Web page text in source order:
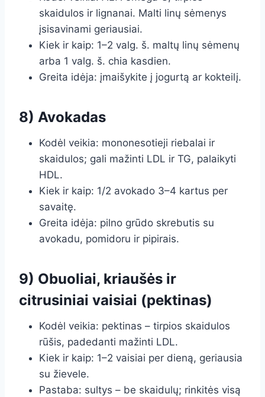
skaidulos ir lignanai. Malti linų sėmenys
įsisavinami geriausiai.
Kiek ir kaip: 1–2 valg. š. maltų linų sėmenų
arba 1 valg. š. chia kasdien.
Greita idėja: įmaišykite į jogurtą ar kokteilį.
8) Avokadas
Kodėl veikia: mononesotieji riebalai ir
skaidulos; gali mažinti LDL ir TG, palaikyti
HDL.
Kiek ir kaip: 1/2 avokado 3–4 kartus per
savaitę.
Greita idėja: pilno grūdo skrebutis su
avokadu, pomidoru ir pipirais.
9) Obuoliai, kriaušės ir
citrusiniai vaisiai (pektinas)
Kodėl veikia: pektinas – tirpios skaidulos
rūšis, padedanti mažinti LDL.
Kiek ir kaip: 1–2 vaisiai per dieną, geriausia
su žievele.
Pastaba: sultys – be skaidulų; rinkitės visą